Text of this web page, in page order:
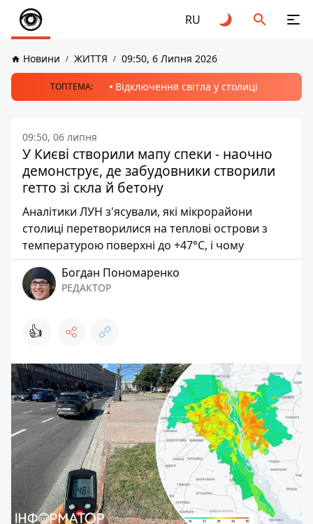
RU
Новини ЖИТТЯ 09:50, 6 Липня 2026
ТОПТЕМА: Відключення світла у столиці
09:50, 06 липня
У Києві створили мапу спеки - наочно
демонструє, де забудовники створили
гетто зі скла й бетону
Аналітики ЛУН з'ясували, які мікрорайони
столиці перетворилися на теплові острови з
температурою поверхні до +47°C, і чому
Богдан Пономаренко
РЕДАКТОР
👍